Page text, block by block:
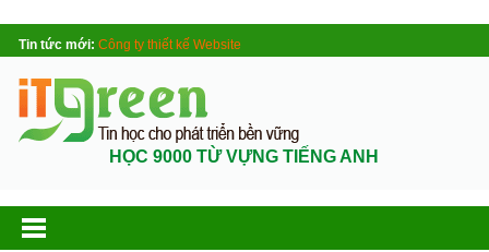
Tin tức mới: Công ty thiết kế Website
HỌC 9000 TỪ VỰNG TIẾNG ANH